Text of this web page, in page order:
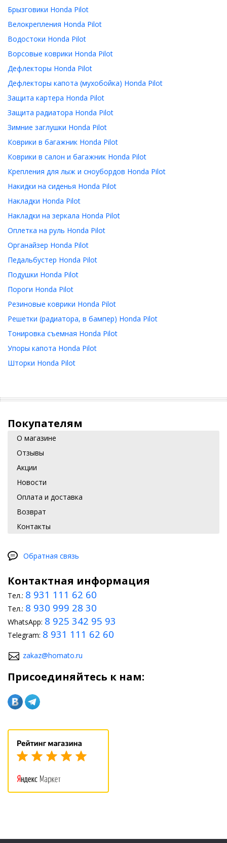
Брызговики Honda Pilot
Велокрепления Honda Pilot
Водостоки Honda Pilot
Ворсовые коврики Honda Pilot
Дефлекторы Honda Pilot
Дефлекторы капота (мухобойка) Honda Pilot
Защита картера Honda Pilot
Защита радиатора Honda Pilot
Зимние заглушки Honda Pilot
Коврики в багажник Honda Pilot
Коврики в салон и багажник Honda Pilot
Крепления для лыж и сноубордов Honda Pilot
Накидки на сиденья Honda Pilot
Накладки Honda Pilot
Накладки на зеркала Honda Pilot
Оплетка на руль Honda Pilot
Органайзер Honda Pilot
Педальбустер Honda Pilot
Подушки Honda Pilot
Пороги Honda Pilot
Резиновые коврики Honda Pilot
Решетки (радиатора, в бампер) Honda Pilot
Тонировка съемная Honda Pilot
Упоры капота Honda Pilot
Шторки Honda Pilot
Покупателям
О магазине
Отзывы
Акции
Новости
Оплата и доставка
Возврат
Контакты
Обратная связь
Контактная информация
Тел.: 8 931 111 62 60
Тел.: 8 930 999 28 30
WhatsApp: 8 925 342 95 93
Telegram: 8 931 111 62 60
zakaz@homato.ru
Присоединяйтесь к нам: